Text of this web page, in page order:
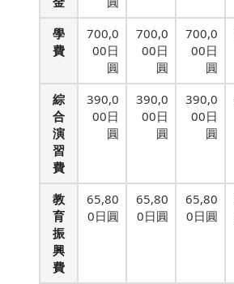
學
費
700,0
00日
圓
700,0
00日
圓
700,0
00日
圓
綜
合
演
習
費
390,0
00日
圓
390,0
00日
圓
390,0
00日
圓
教
育
振
興
費
65,80
0日圓
65,80
0日圓
65,80
0日圓